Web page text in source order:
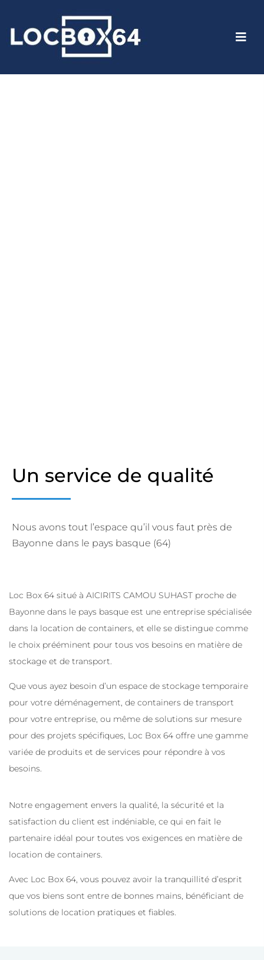
Un service de qualité
Nous avons tout l’espace qu’il vous faut près de
Bayonne dans le pays basque (64)
Loc Box 64 situé à AICIRITS CAMOU SUHAST proche de
Bayonne dans le pays basque est une entreprise spécialisée
dans la location de containers, et elle se distingue comme
le choix prééminent pour tous vos besoins en matière de
stockage et de transport.
Que vous ayez besoin d’un espace de stockage temporaire
pour votre déménagement, de containers de transport
pour votre entreprise, ou même de solutions sur mesure
pour des projets spécifiques, Loc Box 64 offre une gamme
variée de produits et de services pour répondre à vos
besoins.
Notre engagement envers la qualité, la sécurité et la
satisfaction du client est indéniable, ce qui en fait le
partenaire idéal pour toutes vos exigences en matière de
location de containers.
Avec Loc Box 64, vous pouvez avoir la tranquillité d’esprit
que vos biens sont entre de bonnes mains, bénéficiant de
solutions de location pratiques et fiables.